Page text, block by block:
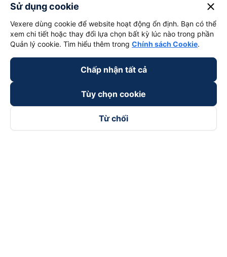
Sử dụng cookie close
Vexere dùng cookie để website hoạt động ổn định. Bạn có thể
xem chi tiết hoặc thay đổi lựa chọn bất kỳ lúc nào trong phần
Quản lý cookie. Tìm hiểu thêm trong Chính sách Cookie.
Chấp nhận tất cả
Tùy chọn cookie
Từ chối